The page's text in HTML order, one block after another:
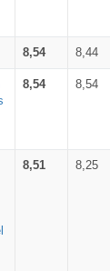
8,54 8,44
8,54 8,54
8,51 8,25